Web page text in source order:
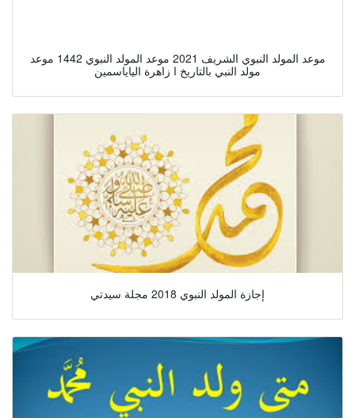
موعد المولد النبوي الشريف 2021 موعد المولد النبوي 1442 موعد
مولد النبي بالتاريخ ا زاهرة الياياسمين
إجازة المولد النبوي 2018 مجلة سيدتي